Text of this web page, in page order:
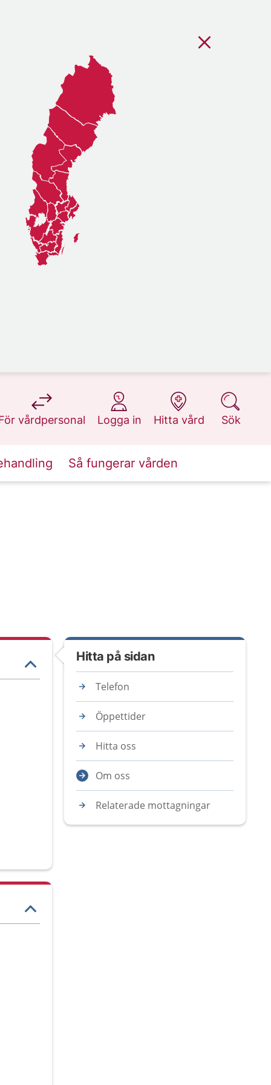
vårdpersonal
på 1177.se
Logga in
på 1177.se
Hitta vård
på 1177.se
Sök
på 1177.se
Så fungerar vården
Hitta på sidan
Telefon
Öppettider
Hitta oss
Om oss
Relaterade mottagningar